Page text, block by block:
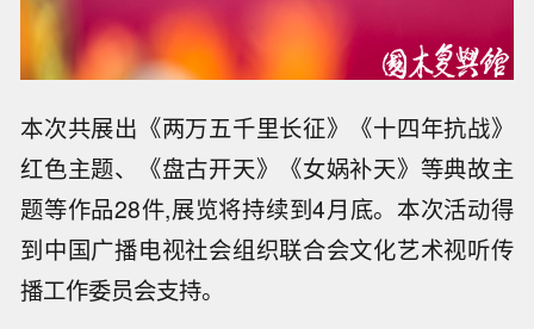
本次共展出《两万五千里长征》《十四年抗战》
红色主题、《盘古开天》《女娲补天》等典故主
题等作品28件,展览将持续到4月底。本次活动得
到中国广播电视社会组织联合会文化艺术视听传
播工作委员会支持。